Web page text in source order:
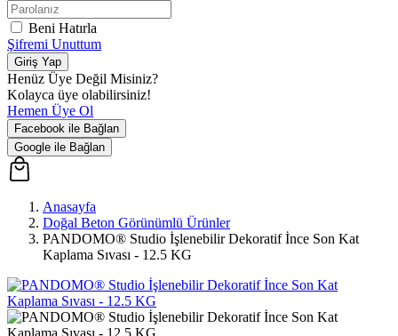
Beni Hatırla
Şifremi Unuttum
Giriş Yap
Henüz Üye Değil Misiniz?
Kolayca üye olabilirsiniz!
Hemen Üye Ol
Facebook ile Bağlan
Google ile Bağlan
Anasayfa
Doğal Beton Görünümlü Ürünler
PANDOMO® Studio İşlenebilir Dekoratif İnce Son Kat
Kaplama Sıvası - 12.5 KG